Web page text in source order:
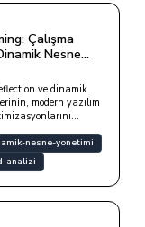
Çalışma
Nesne
ve dinamik
modern yazılım
nesne-yonetimi
analizi